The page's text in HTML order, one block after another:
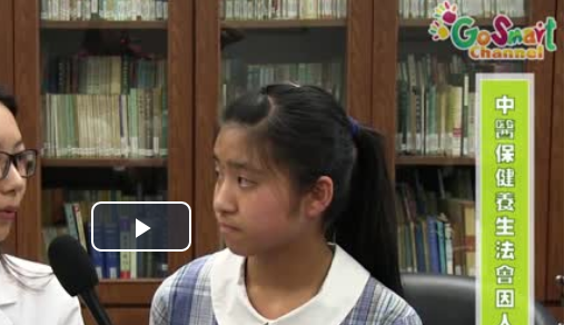
Play
Video